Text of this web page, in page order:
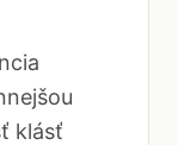
klásť